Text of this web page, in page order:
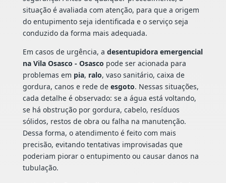
situação é avaliada com atenção, para que a origem
do entupimento seja identificada e o serviço seja
conduzido da forma mais adequada.
Em casos de urgência, a desentupidora emergencial
na Vila Osasco - Osasco pode ser acionada para
problemas em pia, ralo, vaso sanitário, caixa de
gordura, canos e rede de esgoto. Nessas situações,
cada detalhe é observado: se a água está voltando,
se há obstrução por gordura, cabelo, resíduos
sólidos, restos de obra ou falha na manutenção.
Dessa forma, o atendimento é feito com mais
precisão, evitando tentativas improvisadas que
poderiam piorar o entupimento ou causar danos na
tubulação.